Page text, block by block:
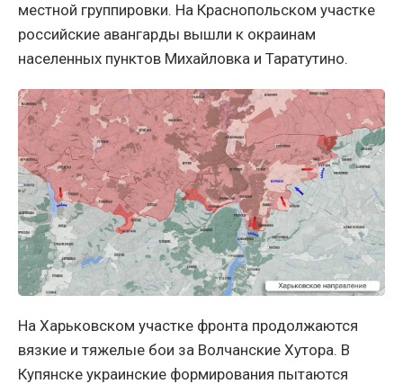
местной группировки. На Краснопольском участке
российские авангарды вышли к окраинам
населенных пунктов Михайловка и Таратутино.
На Харьковском участке фронта продолжаются
вязкие и тяжелые бои за Волчанские Хутора. В
Купянске украинские формирования пытаются